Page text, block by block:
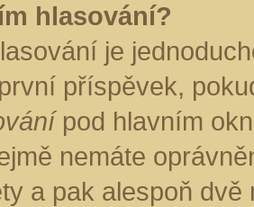
hlasování?
je
příspěvek,
pod hlavním
nemáte
a pak alespoň